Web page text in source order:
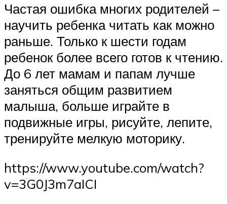
Частая ошибка многих родителей –
научить ребенка читать как можно
раньше. Только к шести годам
ребенок более всего готов к чтению.
До 6 лет мамам и папам лучше
заняться общим развитием
малыша, больше играйте в
подвижные игры, рисуйте, лепите,
тренируйте мелкую моторику.
https://www.youtube.com/watch?
v=3G0J3m7aICI